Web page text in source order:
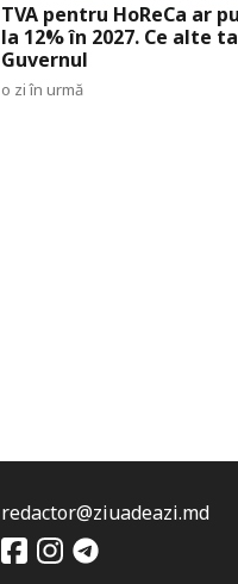
TVA pentru HoReCa ar
la 12% în 2027. Ce alte
Guvernul
o zi în urmă
redactor@ziuadeazi.md